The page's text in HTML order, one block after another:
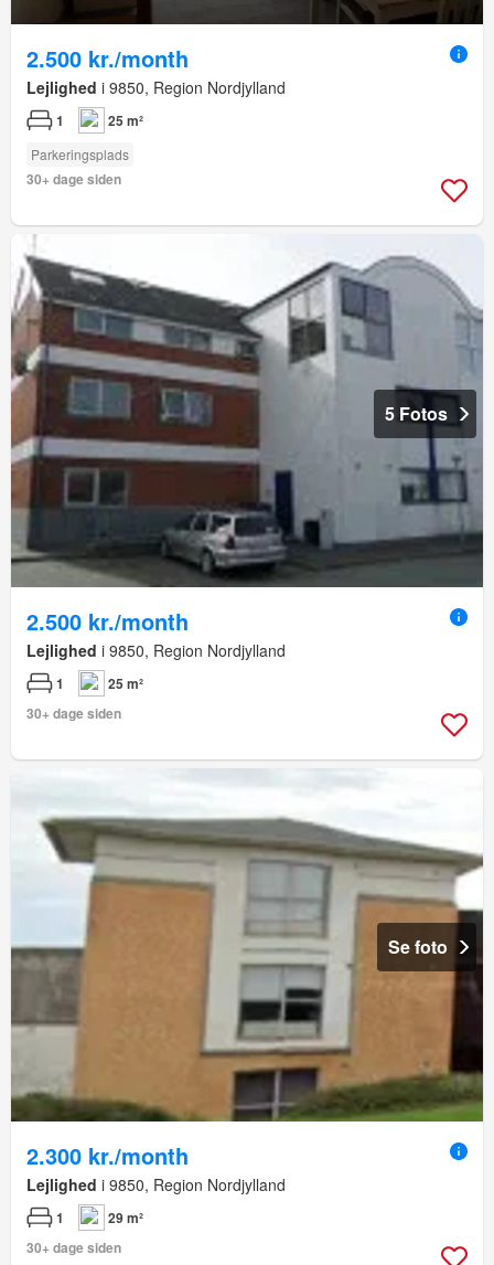
2.500 kr./month
Lejlighed i 9850, Region Nordjylland
1 25 m²
Parkeringsplads
30+ dage siden
5 Fotos
2.500 kr./month
Lejlighed i 9850, Region Nordjylland
1
25 m²
30+ dage siden
Se foto
2.300 kr./month
Lejlighed i 9850, Region Nordjylland
1
29 m²
30+ dage siden